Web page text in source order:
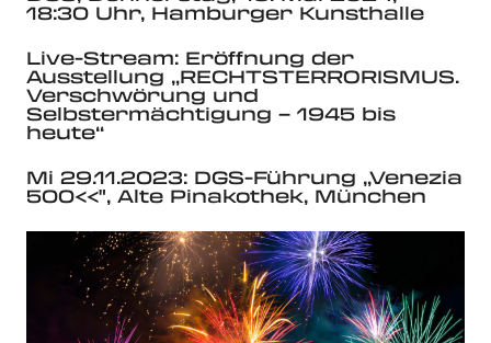
18:30 Uhr, Hamburger Kunsthalle
Live-Stream: Eröffnung der
Ausstellung „RECHTSTERRORISMUS.
Verschwörung und
Selbstermächtigung – 1945 bis
heute“
Mi 29.11.2023: DGS-Führung „Venezia
500<<", Alte Pinakothek, München